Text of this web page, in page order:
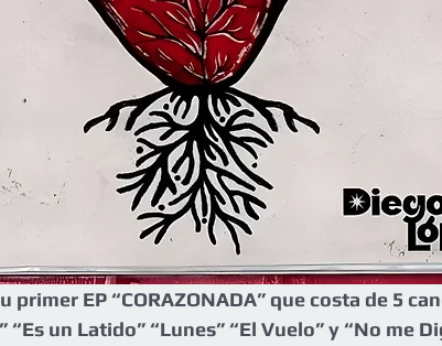
primer EP “CORAZONADA” que costa de 5
“Es un Latido” “Lunes” “El Vuelo” y “No me